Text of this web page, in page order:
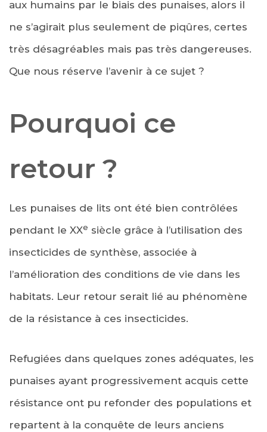
aux humains par le biais des punaises, alors il
ne s’agirait plus seulement de piqûres, certes
très désagréables mais pas très dangereuses.
Que nous réserve l’avenir à ce sujet ?
Pourquoi ce
retour ?
Les punaises de lits ont été bien contrôlées
pendant le XXe siècle grâce à l’utilisation des
insecticides de synthèse, associée à
l’amélioration des conditions de vie dans les
habitats. Leur retour serait lié au phénomène
de la résistance à ces insecticides.
Refugiées dans quelques zones adéquates, les
punaises ayant progressivement acquis cette
résistance ont pu refonder des populations et
repartent à la conquête de leurs anciens